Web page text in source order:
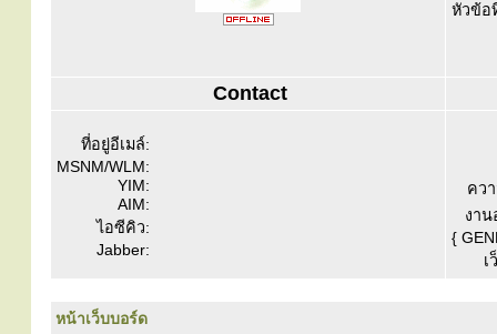
หัวข้อ
Contact
ที่อยู่อีเมล์:
MSNM/WLM:
YIM:
AIM:
ไอซีคิว:
Jabber:
คว
งาน
{
เ
หน้าเว็บบอร์ด